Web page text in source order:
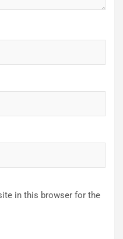
in this browser for the